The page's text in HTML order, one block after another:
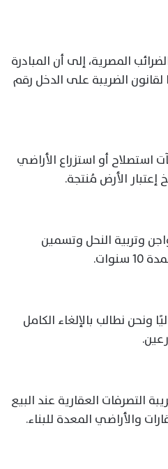
المصرية، إلى أن المبادرة
الضريبة على الدخل رقم
استصلاح أو استزراع الأراضي
وتربية النحل وتسمين
ونحن نطالب بالإلغاء الكامل
التصرفات العقارية عند البيع
والأراضي المعدة للبناء.